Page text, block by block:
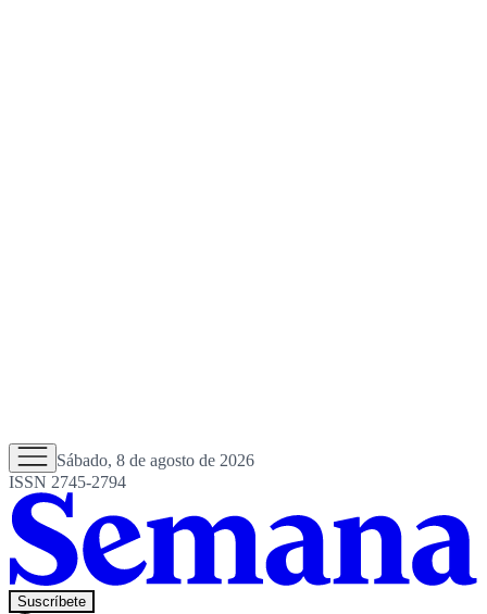
Sábado, 8 de agosto de 2026
ISSN 2745-2794
Suscríbete